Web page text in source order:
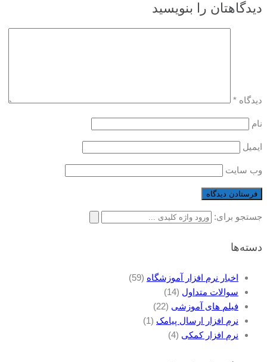
دیدگاهتان را بنویسید
دیدگاه *
نام
ایمیل
وب‌ سایت
جستجو برای:
دسته‌ها
اخبار نرم افزار آموزشگاه (59)
سوالات متداول (14)
فیلم های آموزشی (22)
نرم افزار ارسال پیامک (1)
نرم افزار کمکی (4)